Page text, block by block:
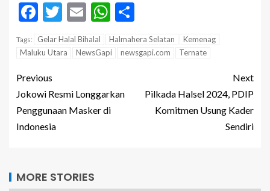
Facebook
Twitter
EmailWhatsApp
Tags: Gelar Halal Bihalal Halmahera Selatan
Kemenag
Maluku Utara
NewsGapi newsgapi.com Ternate
Previous
Jokowi Resmi Longgarkan
Penggunaan Masker di
Indonesia
Next
Pilkada Halsel 2024, PDIP
Komitmen Usung Kader
Sendiri
MORE STORIES